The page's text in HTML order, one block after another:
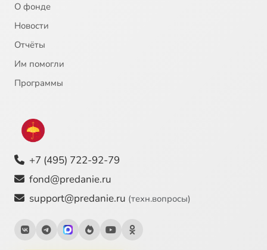
О фонде
Новости
Отчёты
Им помогли
Программы
+7 (495) 722-92-79
fond@predanie.ru
support@predanie.ru (техн.вопросы)